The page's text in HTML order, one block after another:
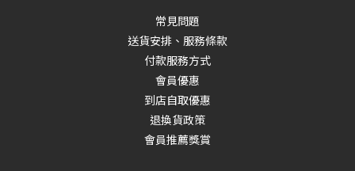
常見問題
送貨安排、服務條款
付款服務方式
會員優惠
到店自取優惠
退換貨政策
會員推薦獎賞